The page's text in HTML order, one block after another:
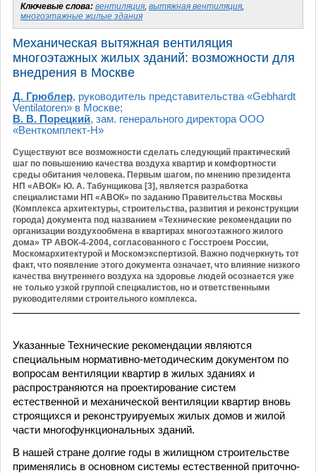
Ключевые слова: вентиляция, вытяжная вентиляция,
многоэтажные жилые здания
Механическая вытяжная вентиляция
многоэтажных жилых зданий: возможности для
внедрения в Москве
Д. Грюблер, руководитель представительства «Gebhardt
Ventilatoren» в Москве;
В. В. Порецкий, зам. генерального директора ООО
«Венткомплект-Н»
Существуют все возможности сделать следующий практический
шаг по повышению качества воздуха квартир и комфортности
среды обитания человека. Первым шагом, по мнению президента
НП «АВОК» Ю. А. Табунщикова [3], является разработка
специалистами НП «АВОК» по заданию Правительства Москвы
(Комплекса архитектуры, строительства, развития и реконструкции
города) документа под названием «Технические рекомендации по
организации воздухообмена в квартирах многоэтажного жилого
дома» ТР АВОК-4-2004, согласованного с Госстроем России,
Москомархитектурой и Москомэкспертизой. Важно подчеркнуть тот
факт, что появление этого документа означает, что влияние низкого
качества внутреннего воздуха на здоровье людей осознается уже
не только узкой группой специалистов, но и ответственными
руководителями строительного комплекса.
Указанные Технические рекомендации являются
специальным нормативно-методическим документом по
вопросам вентиляции квартир в жилых зданиях и
распространяются на проектирование систем
естественной и механической вентиляции квартир вновь
строящихся и реконструируемых жилых домов и жилой
части многофункциональных зданий.
В нашей стране долгие годы в жилищном строительстве
применялись в основном системы естественной приточно-